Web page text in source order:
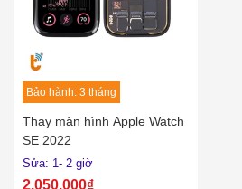
Bảo hành: 3 tháng
Thay màn hình Apple Watch
SE 2022
Sửa: 1- 2 giờ
2.050.000₫